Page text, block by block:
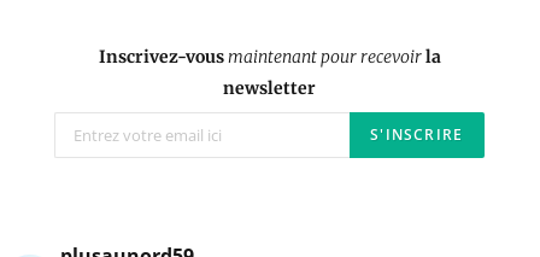
Inscrivez-vousmaintenant pour recevoirla
newsletter